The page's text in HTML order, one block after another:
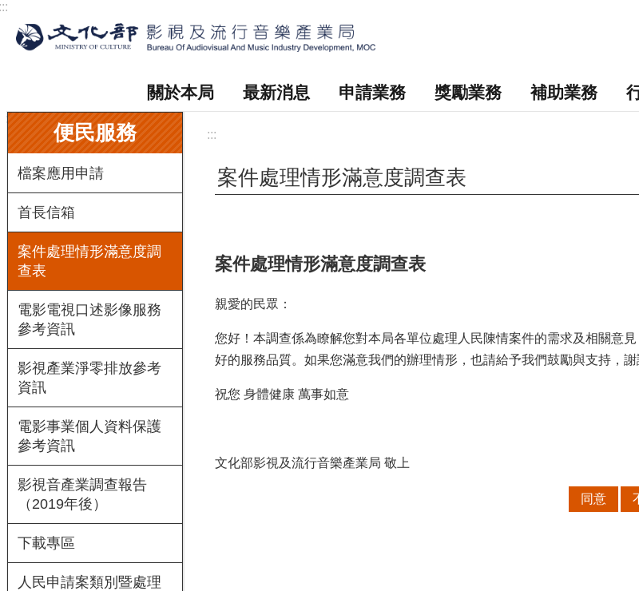
關於本局 最新消息 申請業務 獎勵業務 補助業務
:::
便民服務
檔案應用申請
首長信箱
案件處理情形滿意度調
查表
電影電視口述影像服務
參考資訊
影視產業淨零排放參考
資訊
電影事業個人資料保護
參考資訊
影視音產業調查報告
（2019年後）
下載專區
人民申請案類別暨處理
:::
案件處理情形滿意度調查表
案件處理情形滿意度調查表
親愛的民眾：
您好！本調查係為瞭解您對本局各單位處理人民陳情案件的需求及相關意
好的服務品質。如果您滿意我們的辦理情形，也請給予我們鼓勵與支持，謝
祝您 身體健康 萬事如意
文化部影視及流行音樂產業局 敬上
同意